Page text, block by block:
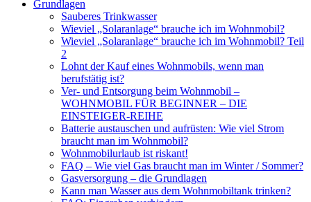
Grundlagen
Sauberes Trinkwasser
Wieviel „Solaranlage“ brauche ich im Wohnmobil?
Wieviel „Solaranlage“ brauche ich im Wohnmobil? Teil
2
Lohnt der Kauf eines Wohnmobils, wenn man
berufstätig ist?
Ver- und Entsorgung beim Wohnmobil –
WOHNMOBIL FÜR BEGINNER – DIE
EINSTEIGER-REIHE
Batterie austauschen und aufrüsten: Wie viel Strom
braucht man im Wohnmobil?
Wohnmobilurlaub ist riskant!
FAQ – Wie viel Gas braucht man im Winter / Sommer?
Gasversorgung – die Grundlagen
Kann man Wasser aus dem Wohnmobiltank trinken?